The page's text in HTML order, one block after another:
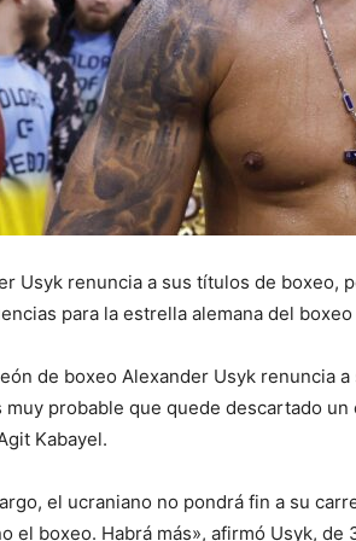
Usyk renuncia a sus títulos de boxeo,
para la estrella alemana del
de boxeo Alexander Usyk renuncia
muy probable que quede descartado
Kabayel.
el ucraniano no pondrá fin a su
el boxeo. Habrá más», afirmó Usyk,